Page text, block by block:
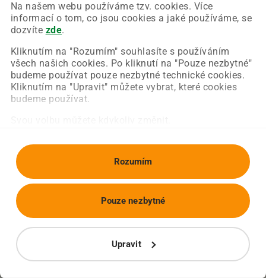
Na našem webu používáme tzv. cookies. Více
informací o tom, co jsou cookies a jaké používáme, se
dozvíte zde.
Kliknutím na "Rozumím" souhlasíte s používáním
všech našich cookies. Po kliknutí na "Pouze nezbytné"
budeme používat pouze nezbytné technické cookies.
Kliknutím na "Upravit" můžete vybrat, které cookies
budeme používat.
Rozumím
Upravit
Pouze nezbytné
Chyba nastala na naší straně a už ji opravujeme.
Zkuste prosím znovu načíst požadovanou stránku.
Obnovit stránku Úvodní strana